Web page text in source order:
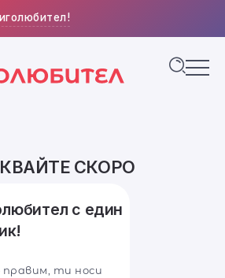
СКОРО
с един
ти носи